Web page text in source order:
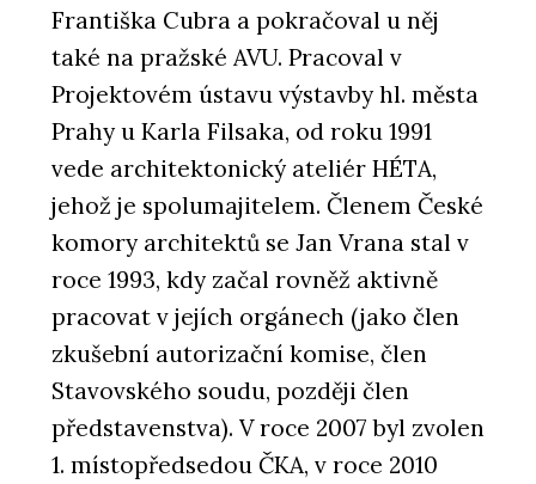
Františka Cubra a pokračoval u něj
také na pražské AVU. Pracoval v
Projektovém ústavu výstavby hl. města
Prahy u Karla Filsaka, od roku 1991
vede architektonický ateliér HÉTA,
jehož je spolumajitelem. Členem České
komory architektů se Jan Vrana stal v
roce 1993, kdy začal rovněž aktivně
pracovat v jejích orgánech (jako člen
zkušební autorizační komise, člen
Stavovského soudu, později člen
představenstva). V roce 2007 byl zvolen
1. místopředsedou ČKA, v roce 2010